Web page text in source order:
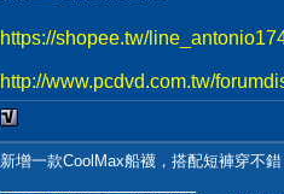
https://shopee.tw/
http://www.pcdvd.com.tw/
新增一款CoolMax船襪，搭配短褲穿不